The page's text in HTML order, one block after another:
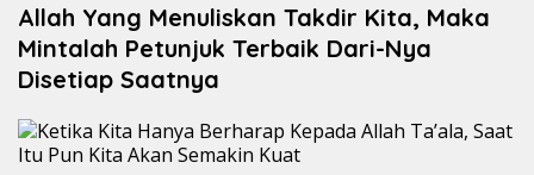
Allah Yang Menuliskan Takdir Kita, Maka
Mintalah Petunjuk Terbaik Dari-Nya
Disetiap Saatnya